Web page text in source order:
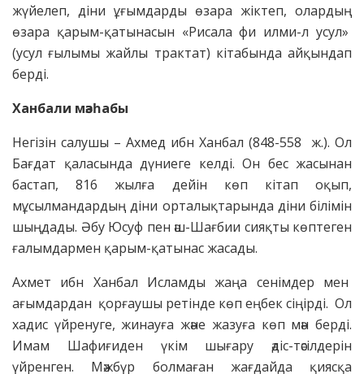
жүйелеп, діни ұғымдарды өзара жіктеп, олардың
өзара қарым-қатынасын «Рисала фи илми-л усул»
(усул ғылымы жайлы трактат) кітабында айқындап
берді.
Ханбали мәзһабы
Негізін салушы – Ахмед ибн Ханбал (848-558 ж.). Ол
Бағдат қаласында дүниеге келді. Он бес жасынан
бастап, 816 жылға дейін көп кітап оқып,
мұсылмандардың діни орталықтарында діни білімін
шыңдады. Әбу Юсуф пен әш-Шағбии сияқты көптеген
ғалымдармен қарым-қатынас жасады.
Ахмет ибн Ханбал Исламды жаңа сенімдер мен
ағымдардан қорғаушы ретінде көп еңбек сіңірді. Ол
хадис үйренуге, жинауға және жазуға көп мән берді.
Имам Шафиғиден үкім шығару әдіс-тәсілдерін
үйренген. Мәжбүр болмаған жағдайда қиясқа